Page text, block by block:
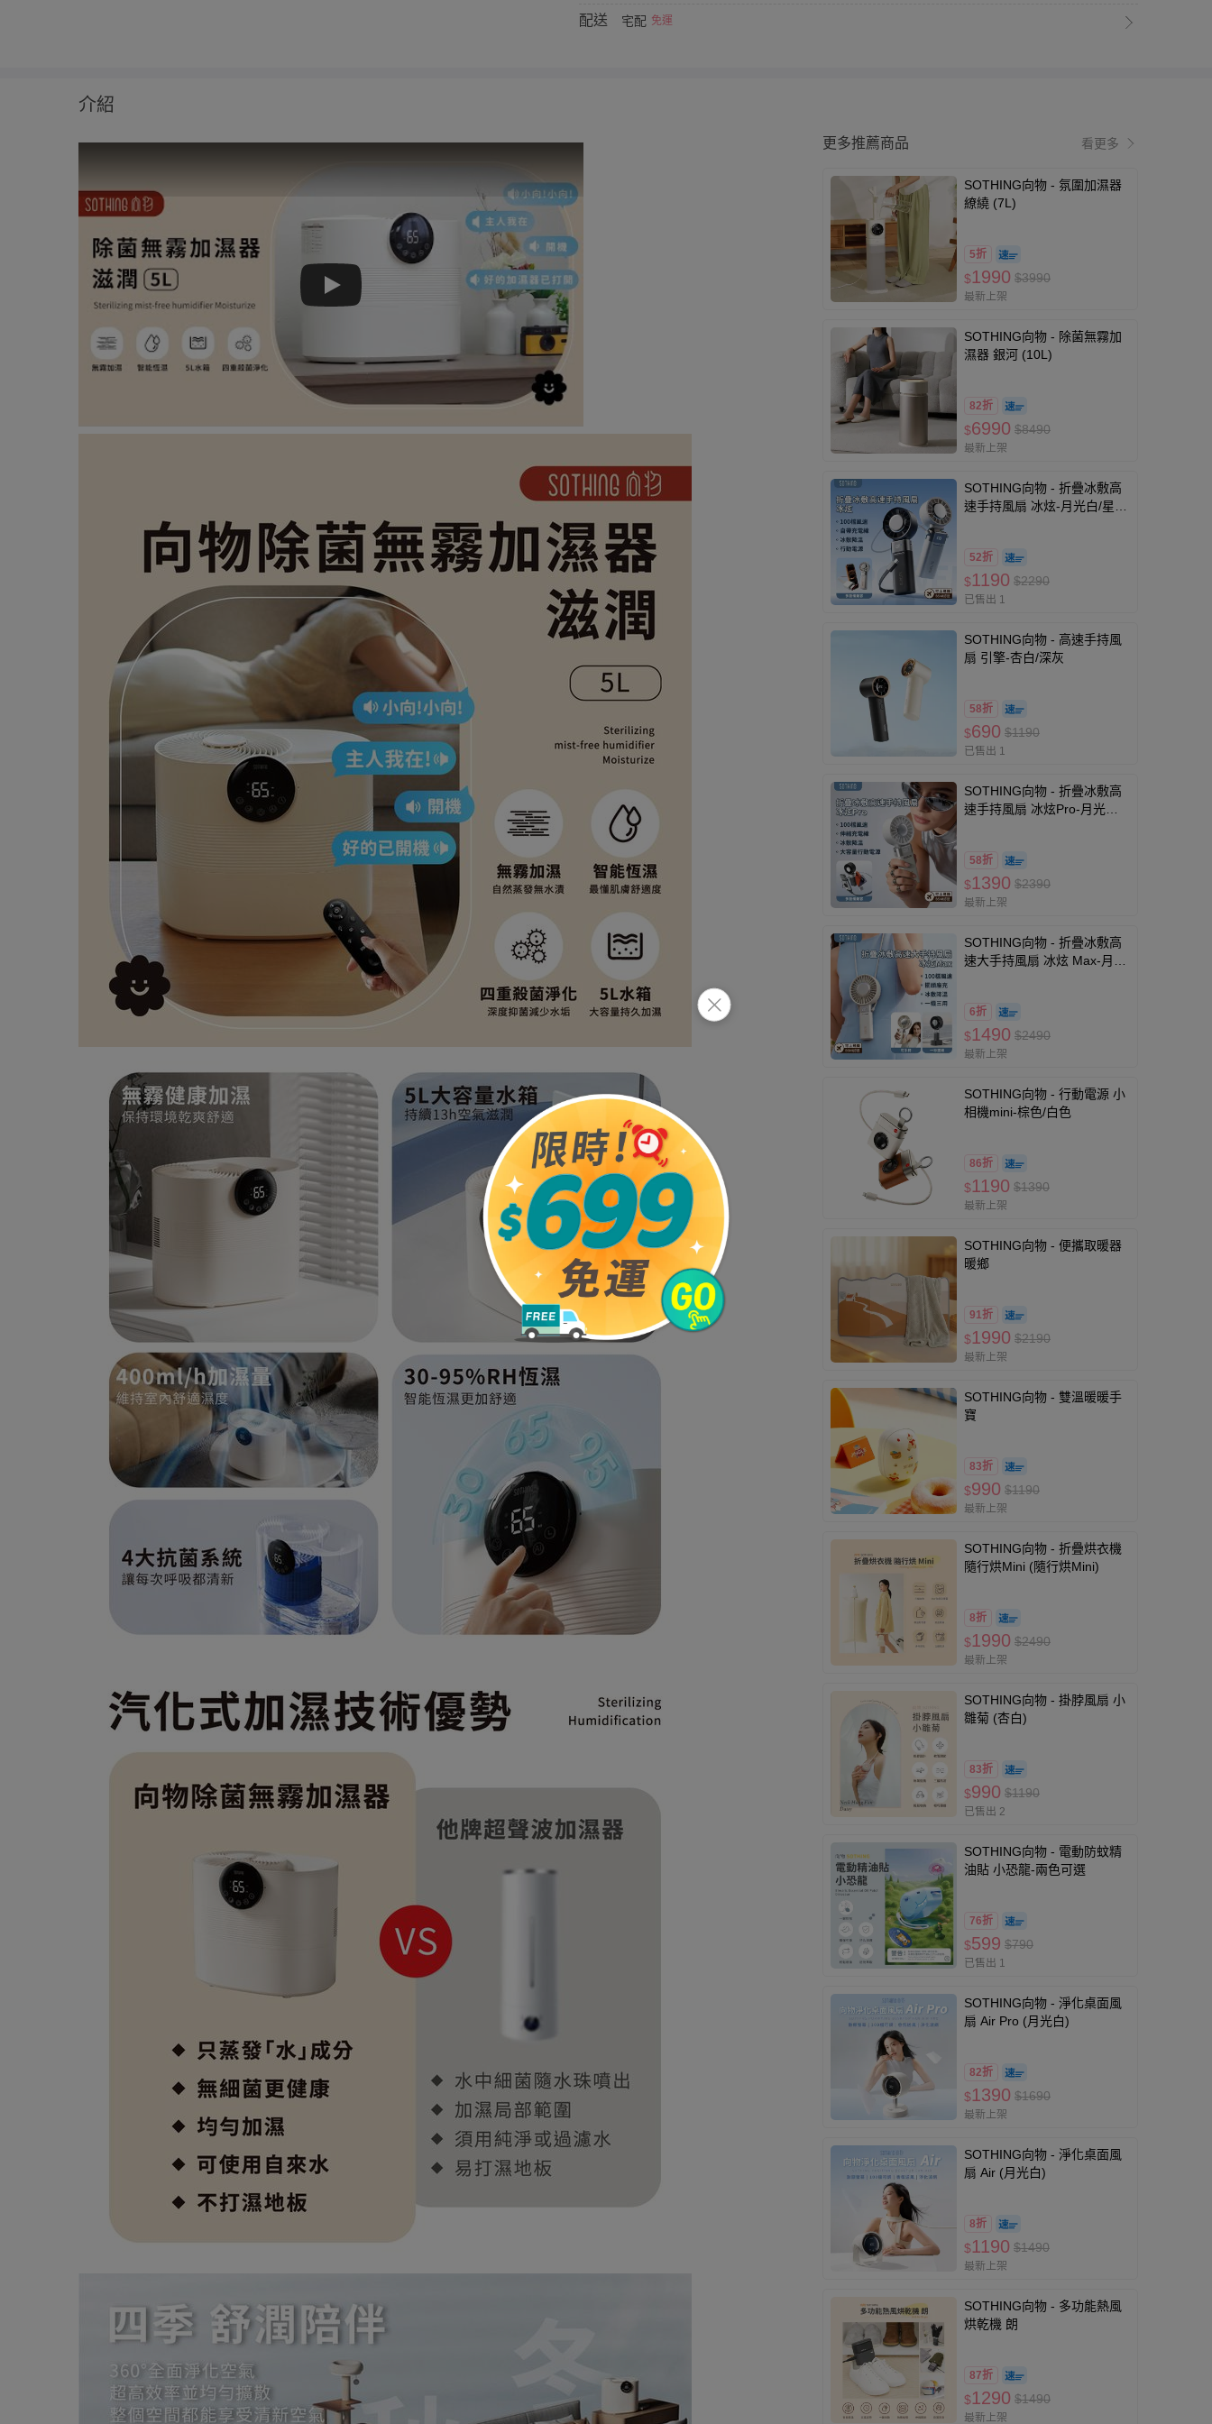
配送 宅配 免運
介紹
Play
更多推薦商品 看更多
SOTHING向物 - 氛圍加濕器
繚繞 (7L)
5折
$1990 $3990
最新上架
SOTHING向物 - 除菌無霧加
濕器 銀河 (10L)
82折
$6990 $8490
最新上架
SOTHING向物 - 折疊冰敷高
速手持風扇 冰炫-月光白/星空
52折
$1190 $2290
已售出 1
SOTHING向物 - 高速手持風
扇 引擎-杏白/深灰
58折
$690 $1190
已售出 1
SOTHING向物 - 折疊冰敷高
速手持風扇 冰炫Pro-月光白/
58折
$1390 $2390
最新上架
SOTHING向物 - 折疊冰敷高
速大手持風扇 冰炫 Max-月光
6折
$1490 $2490
最新上架
SOTHING向物 - 行動電源 小
相機mini-棕色/白色
86折
$1190 $1390
最新上架
SOTHING向物 - 便攜取暖器
暖鄉
91折
$1990 $2190
最新上架
SOTHING向物 - 雙溫暖暖手
寶
83折
$990 $1190
最新上架
SOTHING向物 - 折疊烘衣機
隨行烘Mini (隨行烘Mini)
8折
$1990 $2490
最新上架
SOTHING向物 - 掛脖風扇 小
雛菊 (杏白)
83折
$990 $1190
已售出 2
SOTHING向物 - 電動防蚊精
油貼 小恐龍-兩色可選
76折
$599 $790
已售出 1
SOTHING向物 - 淨化桌面風
扇 Air Pro (月光白)
82折
$1390 $1690
最新上架
SOTHING向物 - 淨化桌面風
扇 Air (月光白)
8折
$1190 $1490
最新上架
SOTHING向物 - 多功能熱風
烘乾機 朗
87折
$1290 $1490
最新上架